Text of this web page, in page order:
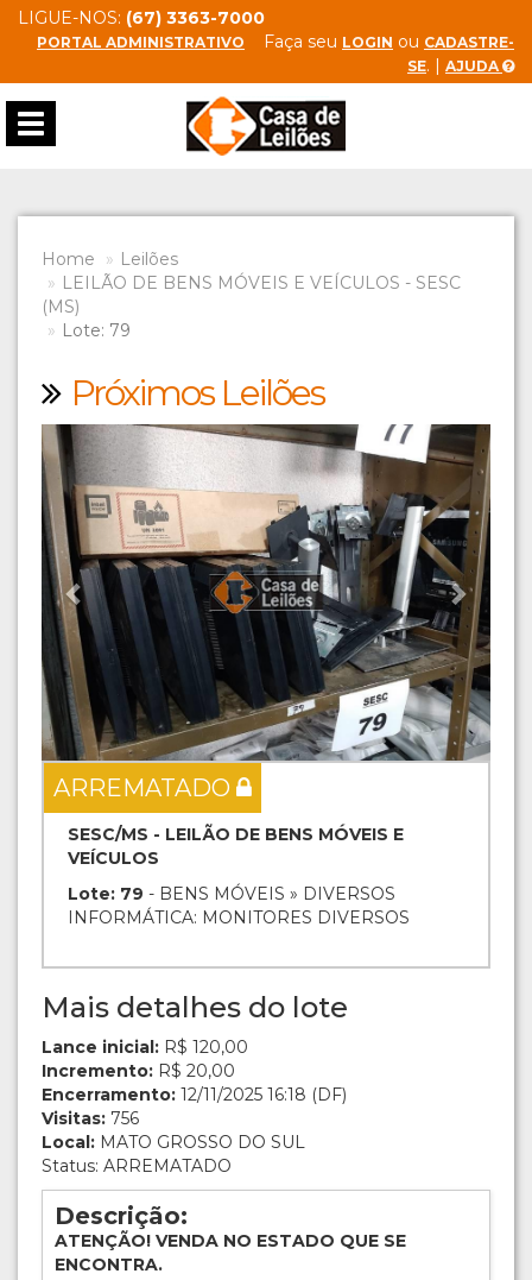
LIGUE-NOS: (67) 3363-7000
PORTAL ADMINISTRATIVO Faça seu LOGIN ou CADASTRE-
SE. | AJUDA
Toggle
navigation
Home
Leilões
LEILÃO DE BENS MÓVEIS E VEÍCULOS - SESC
(MS)
Lote: 79
Próximos Leilões
Previous Next
ARREMATADO
SESC/MS - LEILÃO DE BENS MÓVEIS E
VEÍCULOS
Lote: 79 - BENS MÓVEIS » DIVERSOS
INFORMÁTICA: MONITORES DIVERSOS
Mais detalhes do lote
Lance inicial: R$ 120,00
Incremento: R$ 20,00
Encerramento: 12/11/2025 16:18 (DF)
Visitas: 756
Local: MATO GROSSO DO SUL
Status: ARREMATADO
Descrição:
ATENÇÃO! VENDA NO ESTADO QUE SE
ENCONTRA.